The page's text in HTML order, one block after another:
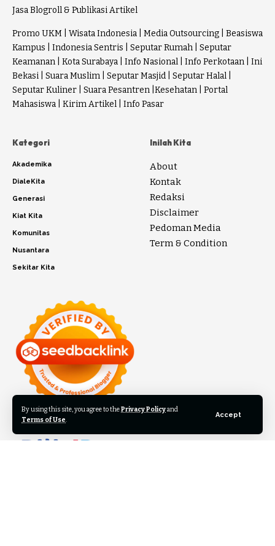
By using this site, you agree to thePrivacy Policyand
Terms of Use.
Accept
Jasa Blogroll & Publikasi Artikel
Promo UKM Wisata Indonesia Media Outsourcing
Beasiswa
Kampus
Indonesia Sentris Seputar Rumah
Seputar
Keamanan
Kota Surabaya Info Nasional Info Perkotaan
Ini
Bekasi
Suara Muslim Seputar Masjid Seputar Halal
Seputar Kuliner
Suara Pesantren Kesehatan
Portal
Mahasiswa
Kirim Artikel Info Pasar
Kategori
Akademika
DialeKita
Generasi
Kiat Kita
Komunitas
Nusantara
Sekitar Kita
Inilah Kita
About
Kontak
Redaksi
Disclaimer
Pedoman Media
Term & Condition